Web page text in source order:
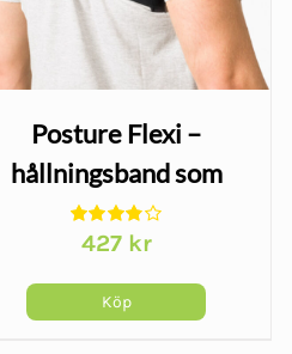
Posture Flexi –
hållningsband som
aktiverar musklerna
427 kr
Köp